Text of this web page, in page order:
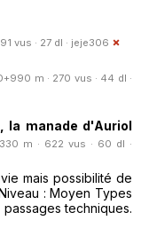
vus · 27 dl · jeje306
m · 270 vus · 44 dl ·
la manade d'Auriol
m · 622 vus · 60 dl ·
mais possibilité de
: Moyen Types
techniques.